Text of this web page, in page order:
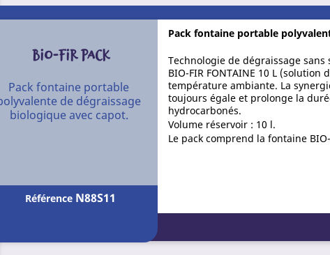
Pack fontaine portable
Technologie de dégraissage sans
BIO-FIR FONTAINE 10 L
température ambiante. La
toujours égale et prolonge la
hydrocarbonés.
Volume réservoir : 10 l.
Le pack comprend la fontaine
BIO-FIR PACK
Pack fontaine portable
de dégraissage
biologique avec capot.
Référence N88S11